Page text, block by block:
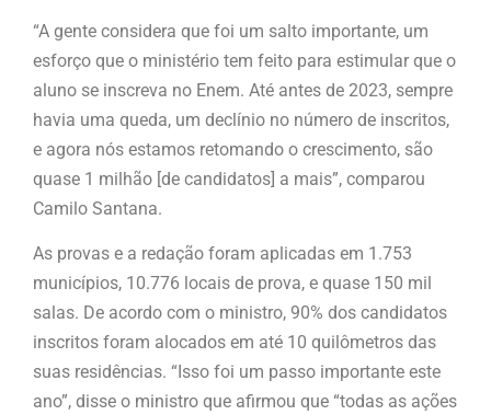
“A gente considera que foi um salto importante, um
esforço que o ministério tem feito para estimular que o
aluno se inscreva no Enem. Até antes de 2023, sempre
havia uma queda, um declínio no número de inscritos,
e agora nós estamos retomando o crescimento, são
quase 1 milhão [de candidatos] a mais”, comparou
Camilo Santana.
As provas e a redação foram aplicadas em 1.753
municípios, 10.776 locais de prova, e quase 150 mil
salas. De acordo com o ministro, 90% dos candidatos
inscritos foram alocados em até 10 quilômetros das
suas residências. “Isso foi um passo importante este
ano”, disse o ministro que afirmou que “todas as ações